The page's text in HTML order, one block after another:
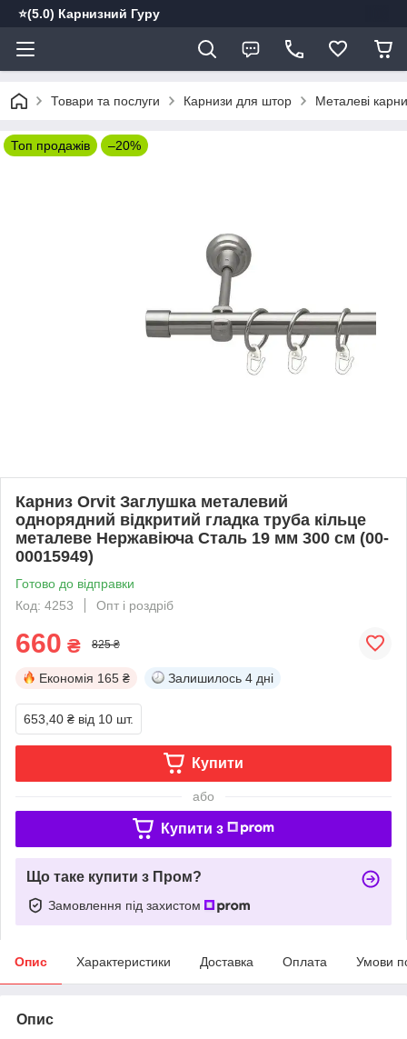
⭐️(5.0) Карнизний Гуру
Товари та послуги Карнизи для штор Металеві
Топ продажів –20%
Карниз Orvit Заглушка металевий
однорядний відкритий гладка труба кільце
металеве Нержавіюча Сталь 19 мм 300 см (00-
00015949)
Готово до відправки
Код: 4253
Опт і роздріб
660 ₴ 825 ₴
Економія 165 ₴ Залишилось 4 дні
653,40 ₴ від 10 шт.
Купити
або
Купити з
Що таке купити з Пром?
Замовлення під захистом
Опис Характеристики Доставка Оплата Умови
Опис